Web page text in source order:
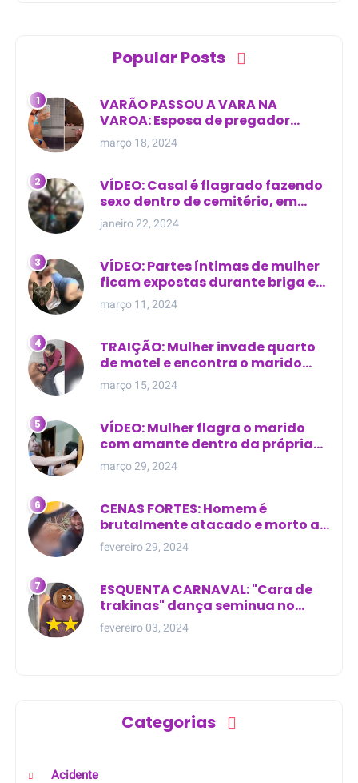
Popular Posts
VARÃO PASSOU A VARA NA
VAROA: Esposa de pregador
evangélico descobre
relacionamento extra-conjugal
março 18, 2024
VÍDEO: Casal é flagrado fazendo
sexo dentro de cemitério, em
cima de túmulo no Maranhão
janeiro 22, 2024
VÍDEO: Partes íntimas de mulher
ficam expostas durante briga em
Manaus
março 11, 2024
TRAIÇÃO: Mulher invade quarto
de motel e encontra o marido
com outra na cama
março 15, 2024
VÍDEO: Mulher flagra o marido
com amante dentro da própria
residência
março 29, 2024
CENAS FORTES: Homem é
brutalmente atacado e morto a
golpes de facão em joão lisboa
fevereiro 29, 2024
ESQUENTA CARNAVAL: "Cara de
trakinas" dança seminua no
meio da rua na Bahia
fevereiro 03, 2024
Categorias
Acidente